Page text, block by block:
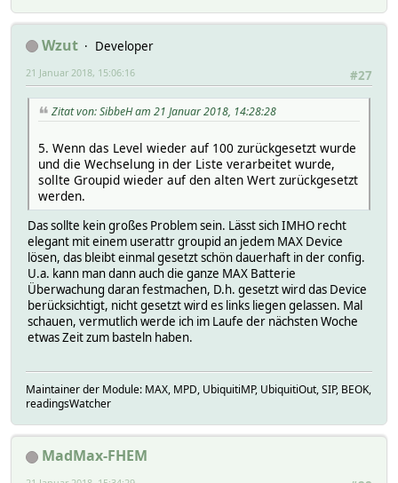
Wzut
Developer
#27
21 Januar 2018, 15:06:16
Zitat von: SibbeH am 21 Januar 2018, 14:28:28
5. Wenn das Level wieder auf 100 zurückgesetzt wurde
und die Wechselung in der Liste verarbeitet wurde,
sollte Groupid wieder auf den alten Wert zurückgesetzt
werden.
Das sollte kein großes Problem sein. Lässt sich IMHO recht
elegant mit einem userattr groupid an jedem MAX Device
lösen, das bleibt einmal gesetzt schön dauerhaft in der config.
U.a. kann man dann auch die ganze MAX Batterie
Überwachung daran festmachen, D.h. gesetzt wird das Device
berücksichtigt, nicht gesetzt wird es links liegen gelassen. Mal
schauen, vermutlich werde ich im Laufe der nächsten Woche
etwas Zeit zum basteln haben.
Maintainer der Module: MAX, MPD, UbiquitiMP, UbiquitiOut, SIP, BEOK,
readingsWatcher
MadMax-FHEM